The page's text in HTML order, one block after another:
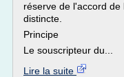
réserve de l'accord
distincte.
Principe
Le souscripteur du...
Lire la suite